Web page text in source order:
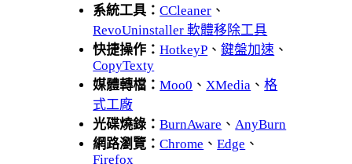
系統工具：CCleaner 、
RevoUninstaller 軟體移除工具
快捷操作：HotkeyP 、鍵盤加速 、
CopyTexty
媒體轉檔：Moo0 、 XMedia 、格
式工廠
光碟燒錄：BurnAware 、 AnyBurn
網路瀏覽：Chrome 、Edge 、
Firefox